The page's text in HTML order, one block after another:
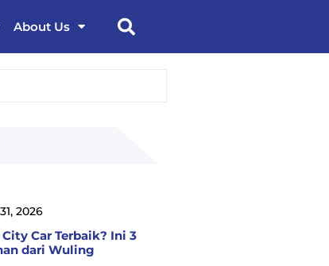
About Us
City Car Terbaik? Ini 3
dari Wuling
2026